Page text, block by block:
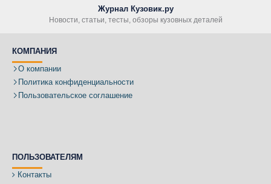
Журнал Кузовик.ру
Новости, статьи, тесты, обзоры кузовных деталей
КОМПАНИЯ
О компании
Политика конфиденциальности
Пользовательское соглашение
ПОЛЬЗОВАТЕЛЯМ
Контакты